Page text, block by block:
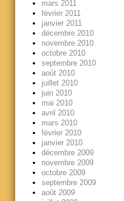
mars 2011
février 2011
janvier 2011
décembre 2010
novembre 2010
octobre 2010
septembre 2010
août 2010
juillet 2010
juin 2010
mai 2010
avril 2010
mars 2010
février 2010
janvier 2010
décembre 2009
novembre 2009
octobre 2009
septembre 2009
août 2009